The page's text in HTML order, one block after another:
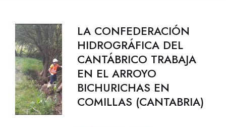
LA CONFEDERACIÓN
HIDROGRÁFICA DEL
CANTÁBRICO TRABAJA
EN EL ARROYO
BICHURICHAS EN
COMILLAS (CANTABRIA)